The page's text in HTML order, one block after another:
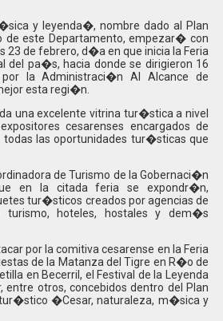
y leyenda�, nombre dado al Plan
de este Departamento, empezar� con
de febrero, d�a en que inicia la Feria
del pa�s, hacia donde se dirigieron 16
por la Administraci�n Al Alcance de
esta regi�n.
una excelente vitrina tur�stica a nivel
cesarenses encargados de
las oportunidades tur�sticas que
de Turismo de la Gobernaci�n
en la citada feria se expondr�n,
tur�sticos creados por agencias de
turismo, hoteles, hostales y dem�s
por la comitiva cesarense en la Feria
de la Matanza del Tigre en R�o de
en Becerril, el Festival de la Leyenda
entre otros, concebidos dentro del Plan
�Cesar, naturaleza, m�sica y